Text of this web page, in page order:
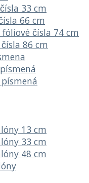
33 cm
66 cm
čísla 74 cm
86 cm
13 cm
33 cm
48 cm